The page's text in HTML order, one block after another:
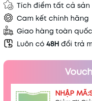
Tích điểm tất cả sản
Cam kết chính hãng
Giao hàng toàn quốc
Luôn có 48H đổi trả
NHẬP